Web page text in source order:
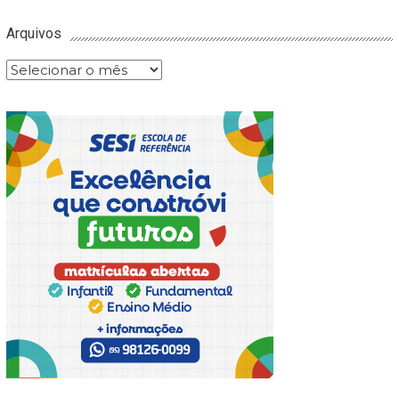
Arquivos
Arquivos